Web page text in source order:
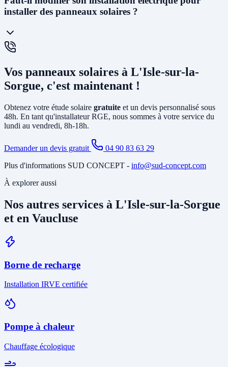
consommée ou stockée dans une batterie - aucune injection sur le
réseau. En autoconsommation avec vente du surplus
(environ 6 à 13 cts€/kWh selon la puissance). La vente en totalité
(sans consommer) est également possible. Nous vous conseillons la
solution la plus rentable selon votre profil de consommation.
installer des panneaux solaires ?
En général, non. L'installation photovoltaïque nécessite
existant et le tirage de câbles DC depuis la toiture. Si votre tableau
est ancien ou sous-dimensionné, une mise à jour partielle peut être
nécessaire. Notre étude gratuite à L'Isle-sur-la-Sorgue identifie tous
Vos panneaux solaires à L'Isle-sur-la-
Sorgue, c'est maintenant !
Obtenez votre étude solaire gratuite et un devis personnalisé sous
48h. En tant qu'installateur RGE, nous sommes à votre service du
lundi au vendredi, 8h-18h.
Demander un devis gratuit
04 90 83 63 29
Plus d'informations SUD CONCEPT - info@sud-concept.com
À explorer aussi
Nos autres services à L'Isle-sur-la-Sorgue
et en Vaucluse
Borne de recharge
Installation IRVE certifiée
Pompe à chaleur
Chauffage écologique